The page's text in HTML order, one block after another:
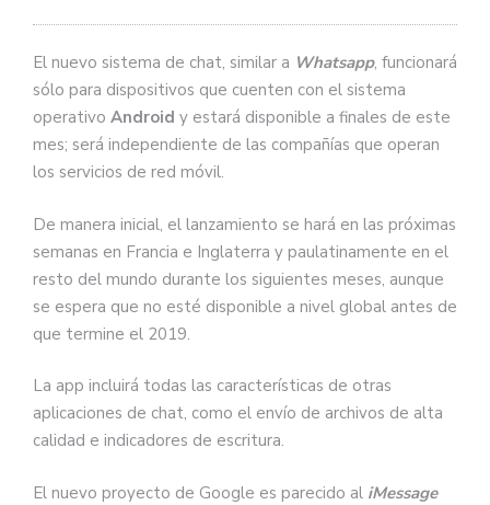
El nuevo sistema de chat, similar a Whatsapp, funcionará
sólo para dispositivos que cuenten con el sistema
operativo Android y estará disponible a finales de este
mes; será independiente de las compañías que operan
los servicios de red móvil.
De manera inicial, el lanzamiento se hará en las próximas
semanas en Francia e Inglaterra y paulatinamente en el
resto del mundo durante los siguientes meses, aunque
se espera que no esté disponible a nivel global antes de
que termine el 2019.
La app incluirá todas las características de otras
aplicaciones de chat, como el envío de archivos de alta
calidad e indicadores de escritura.
El nuevo proyecto de Google es parecido al iMessage